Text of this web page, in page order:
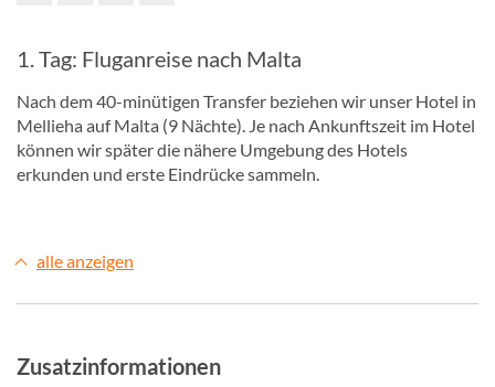
1. Tag: Fluganreise nach Malta
Nach dem 40-minütigen Transfer beziehen wir unser Hotel in
Mellieha auf Malta (9 Nächte). Je nach Ankunftszeit im Hotel
können wir später die nähere Umgebung des Hotels
erkunden und erste Eindrücke sammeln.
alle anzeigen
Zusatzinformationen